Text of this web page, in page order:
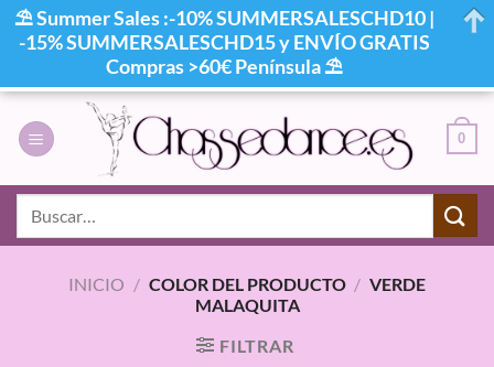
contenido
0
INICIO / COLOR DEL PRODUCTO / VERDE
MALAQUITA
FILTRAR
⛱ Summer Sales :-10% SUMMERSALESCHD10 |
-15% SUMMERSALESCHD15 y ENVÍO GRATIS
Compras >60€ Península ⛱